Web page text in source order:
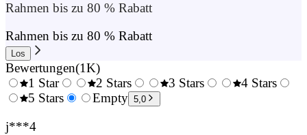
Rahmen bis zu 80 % Rabatt
Rahmen bis zu 80 % Rabatt
Los
Bewertungen(1K)
0.5
1 Star
1.5
2 Stars
2.5
3 Stars
4 Stars
5 Stars Empty 5,0
j***4